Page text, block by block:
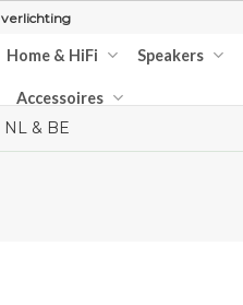
verlichting
Home & HiFi Speakers
Accessoires
& BE